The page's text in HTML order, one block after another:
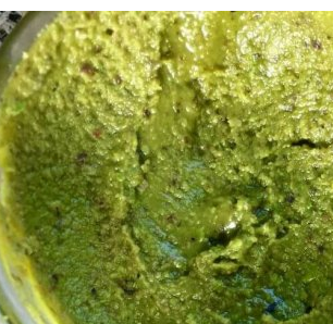
Porcované
Sypané